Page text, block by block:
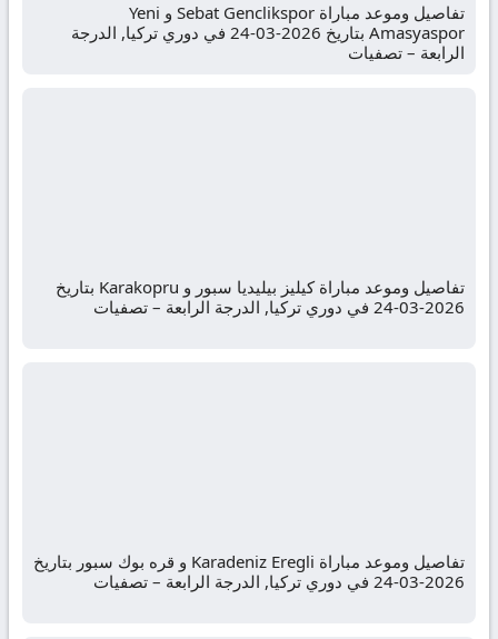
تفاصيل وموعد مباراة Sebat Genclikspor و Yeni
Amasyaspor بتاريخ 2026-03-24 في دوري تركيا, الدرجة
الرابعة – تصفيات
تفاصيل وموعد مباراة كيليز بيليديا سبور و Karakopru بتاريخ
2026-03-24 في دوري تركيا, الدرجة الرابعة – تصفيات
تفاصيل وموعد مباراة Karadeniz Eregli و قره بوك سبور بتاريخ
2026-03-24 في دوري تركيا, الدرجة الرابعة – تصفيات